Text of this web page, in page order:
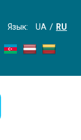
Язык: UA RU